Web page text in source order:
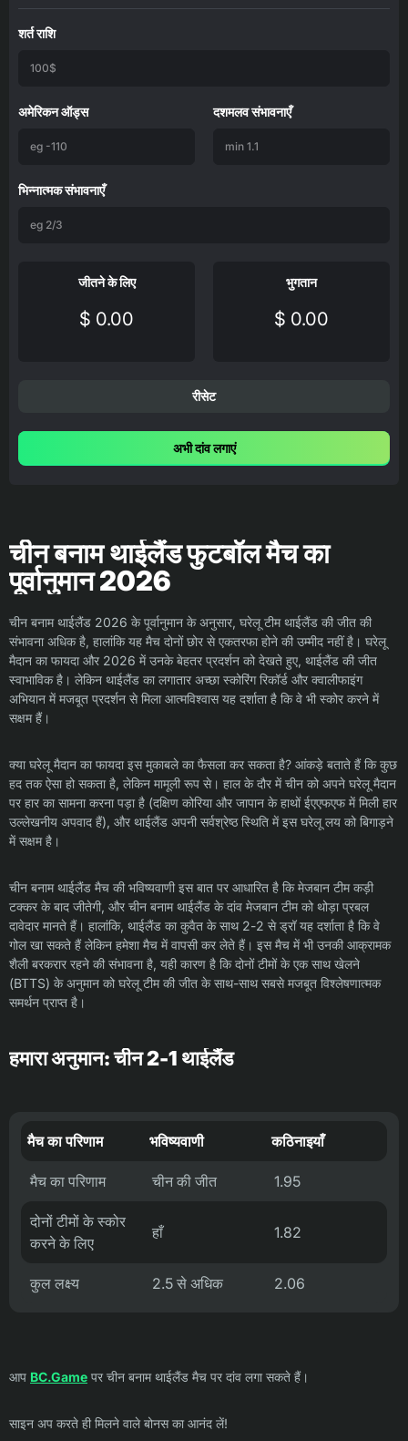
शर्त राशि
अमेरिकन ऑड्स दशमलव संभावनाएँ
भिन्नात्मक संभावनाएँ
जीतने के लिए
$ 0.00
भुगतान
$ 0.00
रीसेट
अभी दांव लगाएं
चीन बनाम थाईलैंड फुटबॉल मैच का
पूर्वानुमान 2026
चीन बनाम थाईलैंड 2026 के पूर्वानुमान के अनुसार, घरेलू टीम थाईलैंड की जीत की
संभावना अधिक है, हालांकि यह मैच दोनों छोर से एकतरफा होने की उम्मीद नहीं है। घरेलू
मैदान का फायदा और 2026 में उनके बेहतर प्रदर्शन को देखते हुए, थाईलैंड की जीत
स्वाभाविक है। लेकिन थाईलैंड का लगातार अच्छा स्कोरिंग रिकॉर्ड और क्वालीफाइंग
अभियान में मजबूत प्रदर्शन से मिला आत्मविश्वास यह दर्शाता है कि वे भी स्कोर करने में
सक्षम हैं।
क्या घरेलू मैदान का फायदा इस मुकाबले का फैसला कर सकता है? आंकड़े बताते हैं कि कुछ
हद तक ऐसा हो सकता है, लेकिन मामूली रूप से। हाल के दौर में चीन को अपने घरेलू मैदान
पर हार का सामना करना पड़ा है (दक्षिण कोरिया और जापान के हाथों ईएएफएफ में मिली हार
उल्लेखनीय अपवाद हैं), और थाईलैंड अपनी सर्वश्रेष्ठ स्थिति में इस घरेलू लय को बिगाड़ने
में सक्षम है।
चीन बनाम थाईलैंड मैच की भविष्यवाणी इस बात पर आधारित है कि मेजबान टीम कड़ी
टक्कर के बाद जीतेगी, और चीन बनाम थाईलैंड के दांव मेजबान टीम को थोड़ा प्रबल
दावेदार मानते हैं। हालांकि, थाईलैंड का कुवैत के साथ 2-2 से ड्रॉ यह दर्शाता है कि वे
गोल खा सकते हैं लेकिन हमेशा मैच में वापसी कर लेते हैं। इस मैच में भी उनकी आक्रामक
शैली बरकरार रहने की संभावना है, यही कारण है कि दोनों टीमों के एक साथ खेलने
(BTTS) के अनुमान को घरेलू टीम की जीत के साथ-साथ सबसे मजबूत विश्लेषणात्मक
समर्थन प्राप्त है।
हमारा अनुमान: चीन 2-1 थाईलैंड
मैच का परिणाम भविष्यवाणी कठिनाइयाँ
मैच का परिणाम चीन की जीत 1.95
दोनों टीमों के स्कोर
करने के लिए
हाँ 1.82
कुल लक्ष्य 2.5 से अधिक 2.06
आप BC.Game पर चीन बनाम थाईलैंड मैच पर दांव लगा सकते हैं।
साइन अप करते ही मिलने वाले बोनस का आनंद लें!